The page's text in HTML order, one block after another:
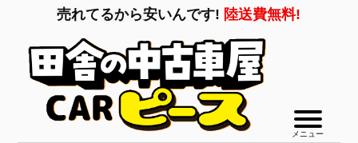
売れてるから安いんです! 陸送費無料!
メニュー